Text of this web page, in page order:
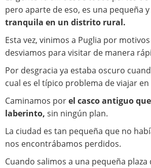
pero aparte de eso, es una pequeña
tranquila en un distrito rural.
Esta vez, vinimos a Puglia por
desviamos para visitar de manera
Por desgracia ya estaba oscuro
cual es el típico problema de viajar
Caminamos porel casco antiguo
laberinto, sin ningún plan.
La ciudad es tan pequeña que no
nos encontrábamos perdidos.
Cuando salimos a una pequeña plaza